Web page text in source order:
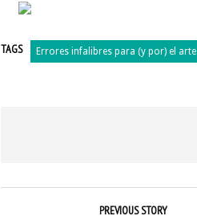
TAGS Errores infalibres para (y por) el arte
PREVIOUS STORY